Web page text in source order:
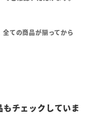
ての商品が揃ってから
チェックしていま